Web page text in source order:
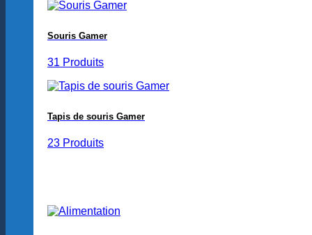
Souris Gamer
31 Produits
Tapis de souris Gamer
23 Produits